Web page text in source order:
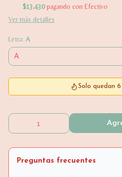
$13.430pagando con Efectivo
Ver más detalles
Letra: A
Solo quedan
Preguntas frecuentes